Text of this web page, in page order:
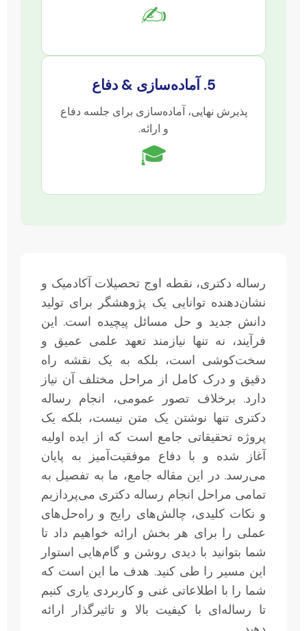
✍️
5. آماده‌سازی & دفاع
پذیرش نهایی، آماده‌سازی برای جلسه دفاع
و ارائه.
🎓
رساله دکتری، نقطه اوج تحصیلات آکادمیک و
نشان‌دهنده توانایی یک پژوهشگر برای تولید
دانش جدید و حل مسائل پیچیده است. این
فرآیند، نه تنها نیازمند تعهد علمی عمیق و
سخت‌کوشی است، بلکه به یک نقشه راه
دقیق و درک کامل از مراحل مختلف آن نیاز
دارد. برخلاف تصور عمومی، انجام رساله
دکتری تنها نوشتن یک متن نیست، بلکه یک
پروژه تحقیقاتی جامع است که از ایده اولیه
آغاز شده و با دفاع موفقیت‌آمیز به پایان
می‌رسد. در این مقاله جامع، ما به تفصیل به
تمامی مراحل انجام رساله دکتری می‌پردازیم
و نکات کلیدی، چالش‌های رایج و راه‌حل‌های
عملی را برای هر بخش ارائه خواهیم داد تا
شما بتوانید با دیدی روشن و گام‌هایی استوار
این مسیر را طی کنید. هدف ما این است که
شما را با اطلاعاتی غنی و کاربردی یاری کنیم
تا رساله‌ای با کیفیت بالا و تاثیرگذار ارائه